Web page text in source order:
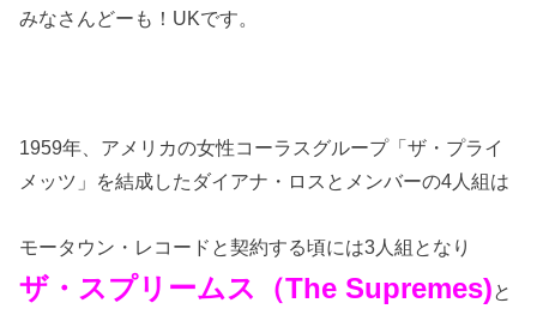
みなさんどーも！UKです。
1959年、アメリカの女性コーラスグループ「ザ・プライ
メッツ」を結成したダイアナ・ロスとメンバーの4人組は
モータウン・レコードと契約する頃には3人組となり
ザ・スプリームス（The Supremes)と